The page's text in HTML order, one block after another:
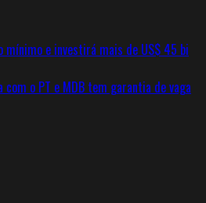
mínimo e investirá mais de US$ 45 bi
com o PT e MDB tem garantia de vaga